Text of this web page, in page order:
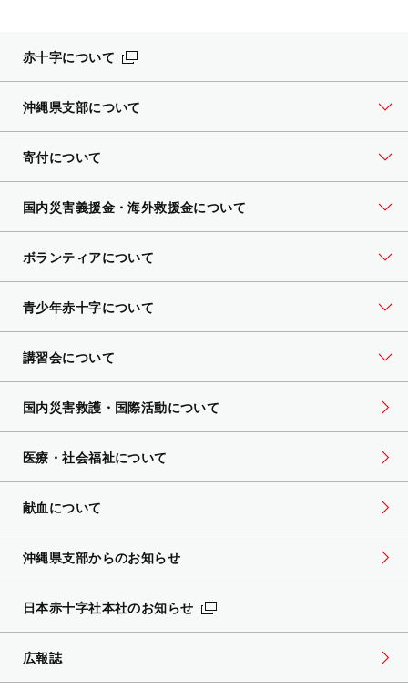
赤十字について
沖縄県支部について
寄付について
国内災害義援金・海外救援金について
ボランティアについて
青少年赤十字について
講習会について
国内災害救護・国際活動について
医療・社会福祉について
献血について
沖縄県支部からのお知らせ
日本赤十字社本社のお知らせ
広報誌